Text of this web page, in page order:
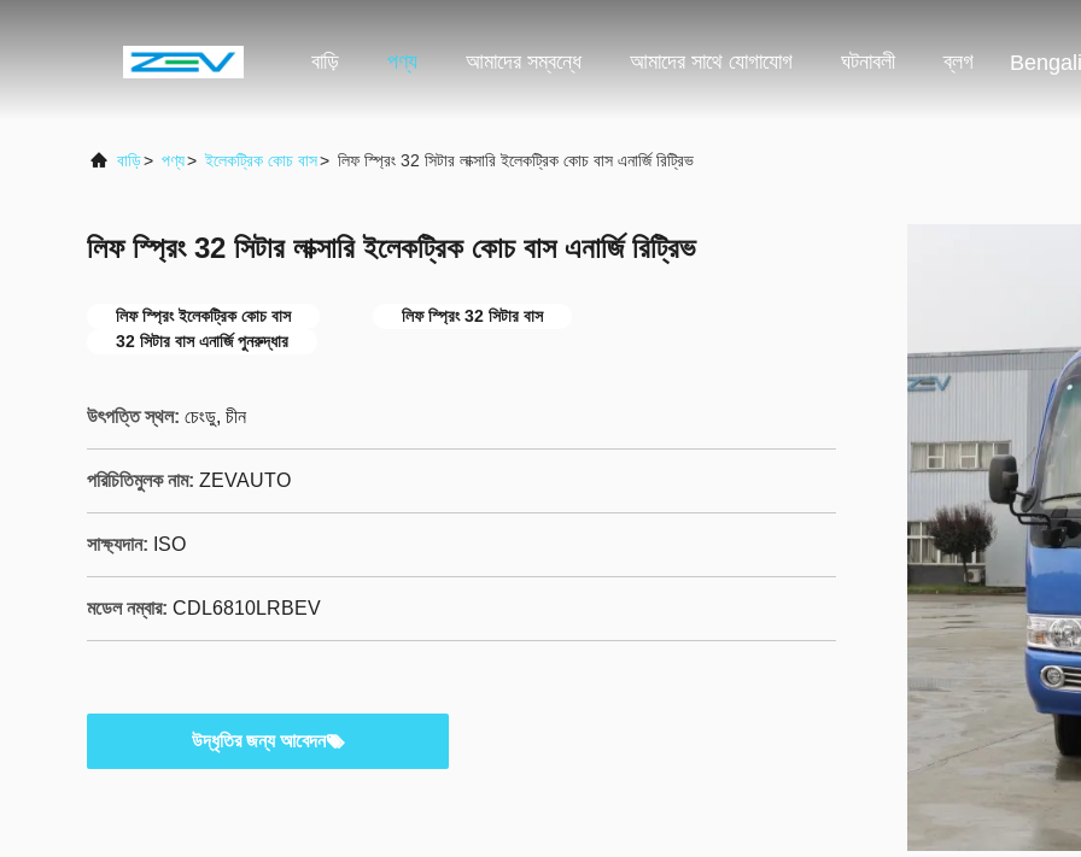
বাড়ি পণ্য আমাদের সম্বন্ধে আমাদের সাথে যোগাযোগ ঘটনাবলী ব্লগ Bengali
বাড়ি> পণ্য> ইলেকট্রিক কোচ বাস> লিফ স্প্রিং 32 সিটার লাক্সারি ইলেকট্রিক কোচ বাস এনার্জি রিট্রিভ
লিফ স্প্রিং 32 সিটার লাক্সারি ইলেকট্রিক কোচ বাস এনার্জি রিট্রিভ
লিফ স্প্রিং ইলেকট্রিক কোচ বাস
লিফ স্প্রিং 32 সিটার বাস
32 সিটার বাস এনার্জি পুনরুদ্ধার
উৎপত্তি স্থল: চেংডু, চীন
পরিচিতিমুলক নাম: ZEVAUTO
সাক্ষ্যদান: ISO
মডেল নম্বার: CDL6810LRBEV
উদ্ধৃতির জন্য আবেদন